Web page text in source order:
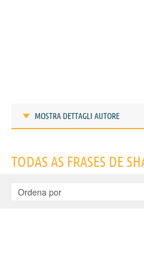
MOSTRA DETTAGLI AUTORE
TODAS AS FRASES DE